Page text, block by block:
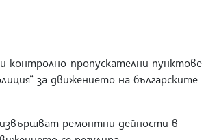
контролно-пропускателни пунктове
за движението на българските
извършват ремонтни дейности в